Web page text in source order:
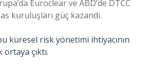
Euroclear ve ABD’de DTCC
kuruluşları güç kazandı.
küresel risk yönetimi ihtiyacının
çıktı.